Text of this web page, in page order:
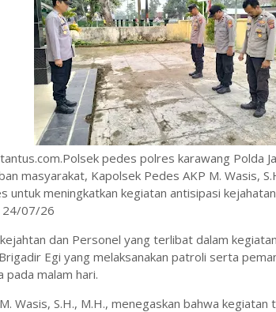
pedes polres karawang Polda
masyarakat, Kapolsek Pedes AKP M. Wasis,
untuk meningkatkan kegiatan antisipasi
24/07/26
dan Personel yang terlibat dalam
Egi yang melaksanakan patroli serta
pada malam hari.
Wasis, S.H., M.H., menegaskan bahwa kegiatan